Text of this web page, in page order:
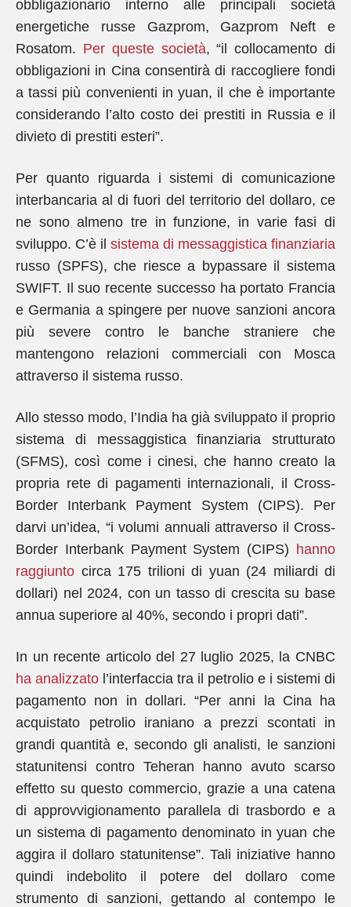
obbligazionario interno alle principali società
energetiche russe Gazprom, Gazprom Neft e
Rosatom. Per queste società, “il collocamento di
obbligazioni in Cina consentirà di raccogliere fondi
a tassi più convenienti in yuan, il che è importante
considerando l’alto costo dei prestiti in Russia e il
divieto di prestiti esteri”.
Per quanto riguarda i sistemi di comunicazione
interbancaria al di fuori del territorio del dollaro, ce
ne sono almeno tre in funzione, in varie fasi di
sviluppo. C’è il sistema di messaggistica finanziaria
russo (SPFS), che riesce a bypassare il sistema
SWIFT. Il suo recente successo ha portato Francia
e Germania a spingere per nuove sanzioni ancora
più severe contro le banche straniere che
mantengono relazioni commerciali con Mosca
attraverso il sistema russo.
Allo stesso modo, l’India ha già sviluppato il proprio
sistema di messaggistica finanziaria strutturato
(SFMS), così come i cinesi, che hanno creato la
propria rete di pagamenti internazionali, il Cross-
Border Interbank Payment System (CIPS). Per
darvi un’idea, “i volumi annuali attraverso il Cross-
Border Interbank Payment System (CIPS) hanno
raggiunto circa 175 trilioni di yuan (24 miliardi di
dollari) nel 2024, con un tasso di crescita su base
annua superiore al 40%, secondo i propri dati”.
In un recente articolo del 27 luglio 2025, la CNBC
ha analizzato l’interfaccia tra il petrolio e i sistemi di
pagamento non in dollari. “Per anni la Cina ha
acquistato petrolio iraniano a prezzi scontati in
grandi quantità e, secondo gli analisti, le sanzioni
statunitensi contro Teheran hanno avuto scarso
effetto su questo commercio, grazie a una catena
di approvvigionamento parallela di trasbordo e a
un sistema di pagamento denominato in yuan che
aggira il dollaro statunitense”. Tali iniziative hanno
quindi indebolito il potere del dollaro come
strumento di sanzioni, gettando al contempo le